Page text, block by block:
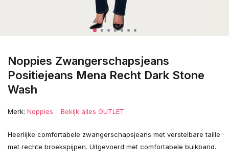
Noppies Zwangerschapsjeans
Positiejeans Mena Recht Dark Stone
Wash
Merk: Noppies Bekijk alles OUTLET
Heerlijke comfortabele zwangerschapsjeans met verstelbare taille
met rechte broekspijpen. Uitgevoerd met comfortabele buikband.